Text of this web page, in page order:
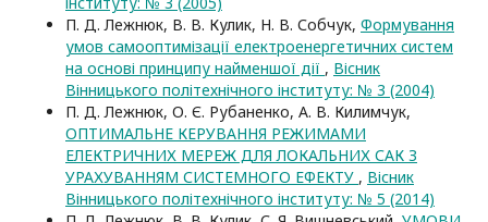
П. Д. Лежнюк, В. В. Кулик, Н. В. Собчук, Формування
умов самооптимізації електроенергетичних систем
на основі принципу найменшої дії , Вісник
Вінницького політехнічного інституту: № 3 (2004)
П. Д. Лежнюк, О. Є. Рубаненко, А. В. Килимчук,
ОПТИМАЛЬНЕ КЕРУВАННЯ РЕЖИМАМИ
ЕЛЕКТРИЧНИХ МЕРЕЖ ДЛЯ ЛОКАЛЬНИХ САК З
УРАХУВАННЯМ СИСТЕМНОГО ЕФЕКТУ , Вісник
Вінницького політехнічного інституту: № 5 (2014)